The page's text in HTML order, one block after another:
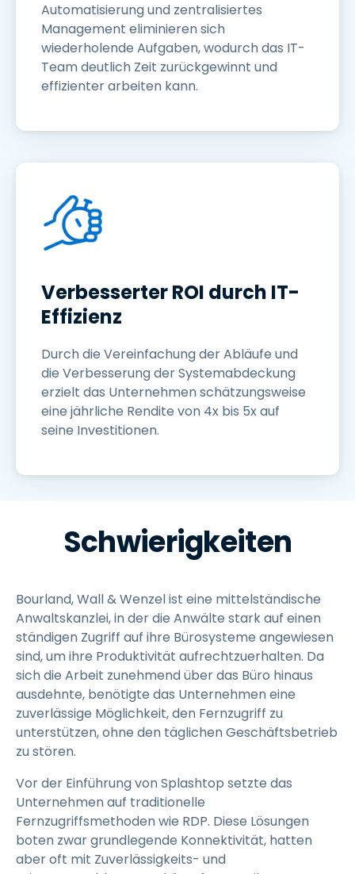
Automatisierung und zentralisiertes
Management eliminieren sich
wiederholende Aufgaben, wodurch das IT-
Team deutlich Zeit zurückgewinnt und
effizienter arbeiten kann.
Verbesserter ROI durch IT-
Effizienz
Durch die Vereinfachung der Abläufe und
die Verbesserung der Systemabdeckung
erzielt das Unternehmen schätzungsweise
eine jährliche Rendite von 4x bis 5x auf
seine Investitionen.
Schwierigkeiten
Bourland, Wall & Wenzel ist eine mittelständische
Anwaltskanzlei, in der die Anwälte stark auf einen
ständigen Zugriff auf ihre Bürosysteme angewiesen
sind, um ihre Produktivität aufrechtzuerhalten. Da
sich die Arbeit zunehmend über das Büro hinaus
ausdehnte, benötigte das Unternehmen eine
zuverlässige Möglichkeit, den Fernzugriff zu
unterstützen, ohne den täglichen Geschäftsbetrieb
zu stören.
Vor der Einführung von Splashtop setzte das
Unternehmen auf traditionelle
Fernzugriffsmethoden wie RDP. Diese Lösungen
boten zwar grundlegende Konnektivität, hatten
aber oft mit Zuverlässigkeits- und